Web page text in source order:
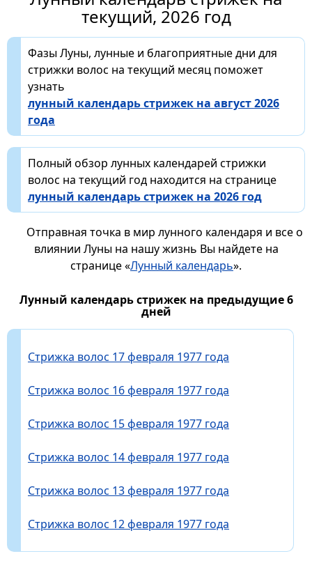
текущий, 2026 год
Фазы Луны, лунные и благоприятные дни для
стрижки волос на текущий месяц поможет
узнать
лунный календарь стрижек на август 2026
года
Полный обзор лунных календарей стрижки
волос на текущий год находится на странице
лунный календарь стрижек на 2026 год
Отправная точка в мир лунного календаря и все о
влиянии Луны на нашу жизнь Вы найдете на
странице «Лунный календарь».
Лунный календарь стрижек на предыдущие 6
дней
Стрижка волос 17 февраля 1977 года
Стрижка волос 16 февраля 1977 года
Стрижка волос 15 февраля 1977 года
Стрижка волос 14 февраля 1977 года
Стрижка волос 13 февраля 1977 года
Стрижка волос 12 февраля 1977 года